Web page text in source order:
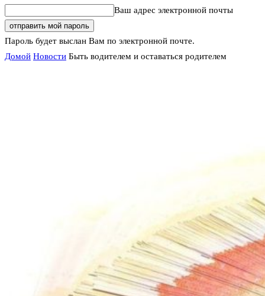
Ваш адрес электронной почты
Пароль будет выслан Вам по электронной почте.
Домой Новости Быть водителем и оставаться родителем